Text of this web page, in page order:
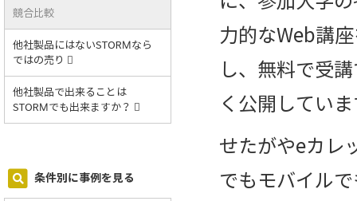
力的なWeb講
し、無料で受
く公開してい
せたがやeカレ
でもモバイル
競合比較
他社製品にはないSTORMなら
ではの売り
他社製品で出来ることは
STORMでも出来ますか？
条件別に事例を見る